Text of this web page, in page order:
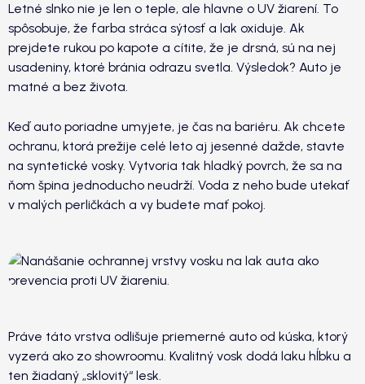
Letné slnko nie je len o teple, ale hlavne o UV žiarení. To
spôsobuje, že farba stráca sýtosť a lak oxiduje. Ak
prejdete rukou po kapote a cítite, že je drsná, sú na nej
usadeniny, ktoré bránia odrazu svetla. Výsledok? Auto je
matné a bez života.
Keď auto poriadne umyjete, je čas na bariéru. Ak chcete
ochranu, ktorá prežije celé leto aj jesenné dažde, stavte
na syntetické vosky. Vytvoria tak hladký povrch, že sa na
ňom špina jednoducho neudrží. Voda z neho bude utekať
v malých perličkách a vy budete mať pokoj.
Práve táto vrstva odlišuje priemerné auto od kúska, ktorý
vyzerá ako zo showroomu. Kvalitný vosk dodá laku hĺbku a
ten žiadaný „sklovitý“ lesk.